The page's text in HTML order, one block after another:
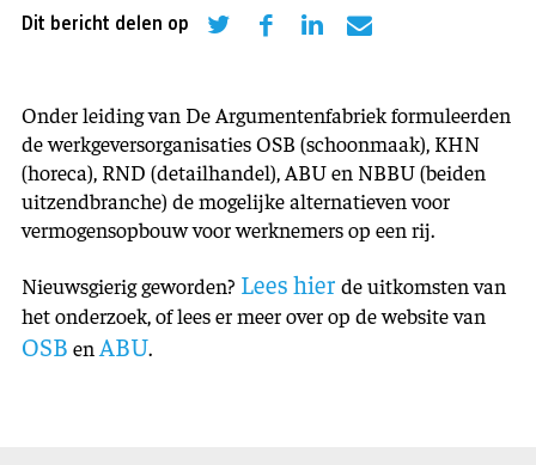
Dit bericht delen op
Onder leiding van De Argumentenfabriek formuleerden
de werkgeversorganisaties OSB (schoonmaak), KHN
(horeca), RND (detailhandel), ABU en NBBU (beiden
uitzendbranche) de mogelijke alternatieven voor
vermogensopbouw voor werknemers op een rij.
Nieuwsgierig geworden? Lees hier de uitkomsten van
het onderzoek, of lees er meer over op de website van
OSB en ABU.